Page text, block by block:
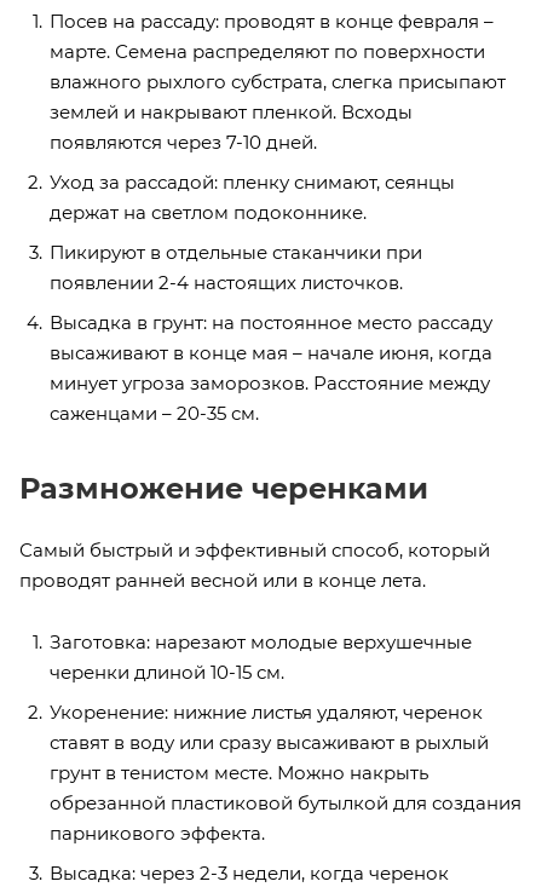
Посев на рассаду: проводят в конце февраля –
марте. Семена распределяют по поверхности
влажного рыхлого субстрата, слегка присыпают
землей и накрывают пленкой. Всходы
появляются через 7-10 дней.
Уход за рассадой: пленку снимают, сеянцы
держат на светлом подоконнике.
Пикируют в отдельные стаканчики при
появлении 2-4 настоящих листочков.
Высадка в грунт: на постоянное место рассаду
высаживают в конце мая – начале июня, когда
минует угроза заморозков. Расстояние между
саженцами – 20-35 см.
Размножение черенками
Самый быстрый и эффективный способ, который
проводят ранней весной или в конце лета.
Заготовка: нарезают молодые верхушечные
черенки длиной 10-15 см.
Укоренение: нижние листья удаляют, черенок
ставят в воду или сразу высаживают в рыхлый
грунт в тенистом месте. Можно накрыть
обрезанной пластиковой бутылкой для создания
парникового эффекта.
Высадка: через 2-3 недели, когда черенок